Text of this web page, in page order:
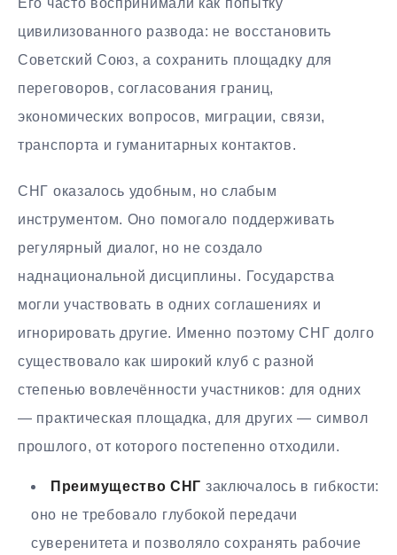
цивилизованного развода: не восстановить
Советский Союз, а сохранить площадку для
переговоров, согласования границ,
экономических вопросов, миграции, связи,
транспорта и гуманитарных контактов.
СНГ оказалось удобным, но слабым
инструментом. Оно помогало поддерживать
регулярный диалог, но не создало
наднациональной дисциплины. Государства
могли участвовать в одних соглашениях и
игнорировать другие. Именно поэтому СНГ долго
существовало как широкий клуб с разной
степенью вовлечённости участников: для одних
— практическая площадка, для других — символ
прошлого, от которого постепенно отходили.
Преимущество СНГ заключалось в гибкости:
оно не требовало глубокой передачи
суверенитета и позволяло сохранять рабочие